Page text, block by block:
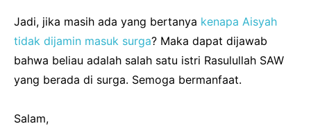
Jadi, jika masih ada yang bertanya kenapa Aisyah
tidak dijamin masuk surga? Maka dapat dijawab
bahwa beliau adalah salah satu istri Rasulullah SAW
yang berada di surga. Semoga bermanfaat.
Salam,